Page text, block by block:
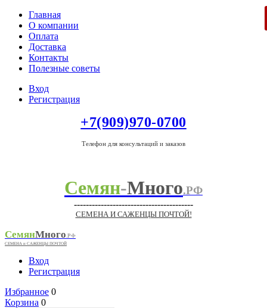
Главная
О компании
Оплата
Доставка
Контакты
Полезные советы
Вход
Регистрация
+7(909)970-0700
Телефон для консультаций и заказов
Семян-Много.РФ
----------------------------------------
СЕМЕНА И САЖЕНЦЫ ПОЧТОЙ!
СемянМного.РФ
СЕМЕНА и САЖЕНЦЫ ПОЧТОЙ
Вход
Регистрация
Избранное 0
Корзина 0